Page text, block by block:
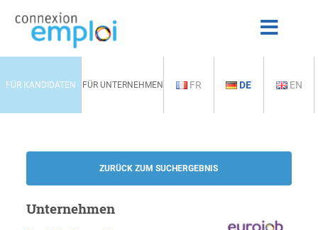
FÜR KANDIDATEN FÜR UNTERNEHMEN FR DE EN
ZURÜCK ZUM SUCHERGEBNIS
Unternehmen